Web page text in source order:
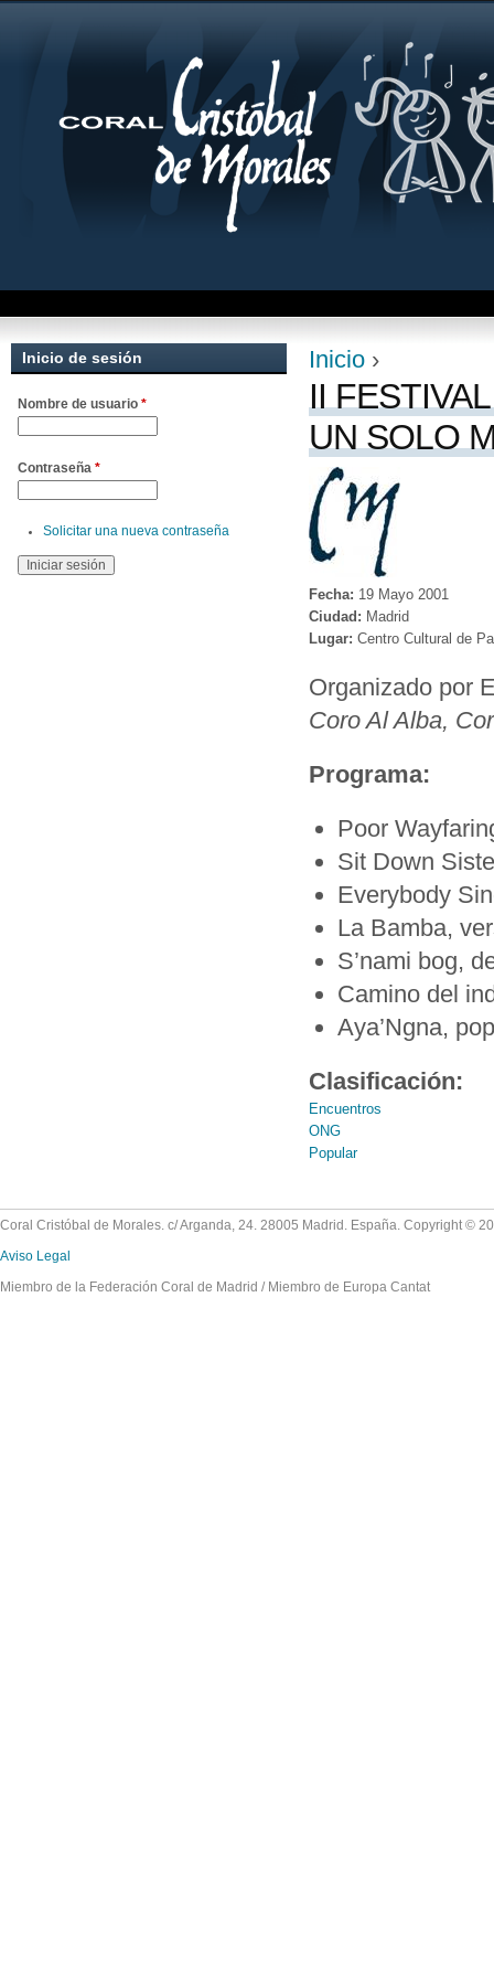
Se encuentra
Inicio ›
II
UN SOLO
Fecha: 19 Mayo 2001
Ciudad: Madrid
Lugar: Centro Cultural de
Organizado por
Coro Al Alba,
Programa:
Poor
Sit Down
Everybody
La Bamba,
S’nami bog,
Camino del
Aya’Ngna,
Clasificación:
Encuentros
ONG
Popular
Inicio de sesión
Nombre de usuario *
Contraseña *
Solicitar una nueva contraseña
Coral Cristóbal de Morales. c/ Arganda, 24. 28005 Madrid. España. Copyright ©
Aviso Legal
Miembro de la Federación Coral de Madrid / Miembro de Europa Cantat